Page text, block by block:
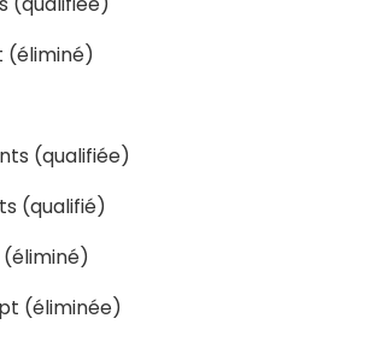
(éliminé)
(qualifiée)
(qualifié)
(éliminé)
(éliminée)